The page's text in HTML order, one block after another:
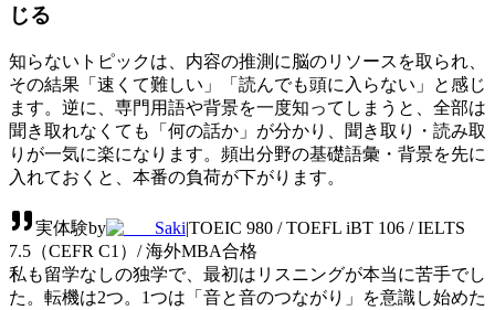
じる
知らないトピックは、内容の推測に脳のリソースを取られ、
その結果「速くて難しい」「読んでも頭に入らない」と感じ
ます。逆に、専門用語や背景を一度知ってしまうと、全部は
聞き取れなくても「何の話か」が分かり、聞き取り・読み取
りが一気に楽になります。頻出分野の基礎語彙・背景を先に
入れておくと、本番の負荷が下がります。
実体験by Saki|TOEIC 980 / TOEFL iBT 106 / IELTS
7.5（CEFR C1）/ 海外MBA合格
私も留学なしの独学で、最初はリスニングが本当に苦手でし
た。転機は2つ。1つは「音と音のつながり」を意識し始めた